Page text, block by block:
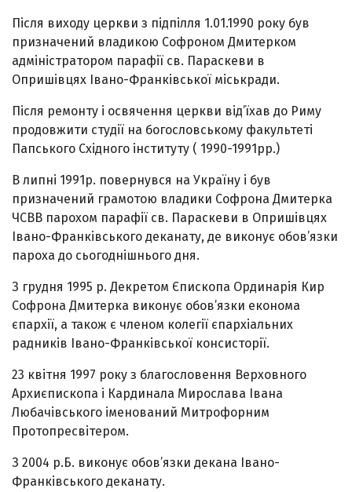
Після виходу церкви з підпілля 1.01.1990 року був
призначений владикою Софроном Дмитерком
адміністратором парафії св. Параскеви в
Опришівцях Івано-Франківської міськради.
Після ремонту і освячення церкви від’їхав до Риму
продовжити студії на богословському факультеті
Папського Східного інституту ( 1990-1991рр.)
В липні 1991р. повернувся на Україну і був
призначений грамотою владики Софрона Дмитерка
ЧСВВ парохом парафії св. Параскеви в Опришівцях
Івано-Франківського деканату, де виконує обов’язки
пароха до сьогоднішнього дня.
З грудня 1995 р. Декретом Єпископа Ординарія Кир
Софрона Дмитерка виконує обов’язки економа
єпархії, а також є членом колегії єпархіальних
радників Івано-Франківської консисторії.
23 квітня 1997 року з благословення Верховного
Архиєпископа і Кардинала Мирослава Івана
Любачівського іменований Митрофорним
Протопресвітером.
З 2004 р.Б. виконує обов’язки декана Івано-
Франківського деканату.